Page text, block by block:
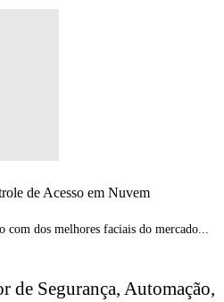
de Acesso em Nuvem
dos melhores faciais do mercado...
de Segurança, Automação,